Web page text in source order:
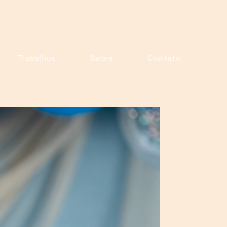
Trabalhos Sobre Contato